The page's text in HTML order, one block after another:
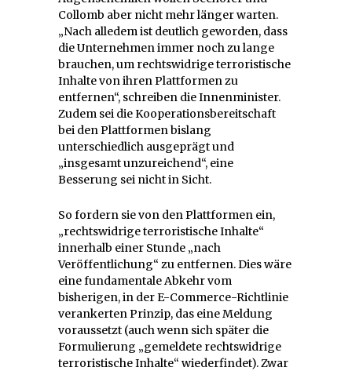
Collomb aber nicht mehr länger warten.
„Nach alledem ist deutlich geworden, dass
die Unternehmen immer noch zu lange
brauchen, um rechtswidrige terroristische
Inhalte von ihren Plattformen zu
entfernen“, schreiben die Innenminister.
Zudem sei die Kooperationsbereitschaft
bei den Plattformen bislang
unterschiedlich ausgeprägt und
„insgesamt unzureichend“, eine
Besserung sei nicht in Sicht.
So fordern sie von den Plattformen ein,
„rechtswidrige terroristische Inhalte“
innerhalb einer Stunde „nach
Veröffentlichung“ zu entfernen. Dies wäre
eine fundamentale Abkehr vom
bisherigen, in der E-Commerce-Richtlinie
verankerten Prinzip, das eine Meldung
voraussetzt (auch wenn sich später die
Formulierung „gemeldete rechtswidrige
terroristische Inhalte“ wiederfindet). Zwar